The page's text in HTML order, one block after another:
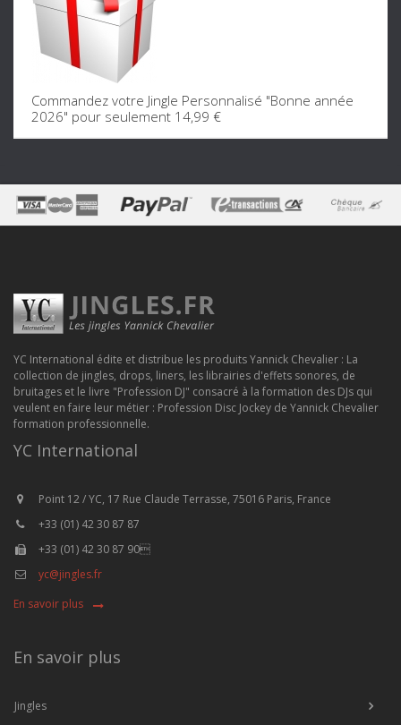
Commandez votre Jingle Personnalisé "Bonne année
2026" pour seulement 14,99 €
YC International édite et distribue les produits Yannick Chevalier : La
collection de jingles, drops, liners, les librairies d'effets sonores, de
bruitages et le livre "Profession DJ" consacré à la formation des DJs qui
veulent en faire leur métier : Profession Disc Jockey de Yannick Chevalier
formation professionnelle.
YC International
Point 12 / YC, 17 Rue Claude Terrasse, 75016 Paris, France
+33 (01) 42 30 87 87
+33 (01) 42 30 87 90
yc@jingles.fr
En savoir plus
En savoir plus
Jingles